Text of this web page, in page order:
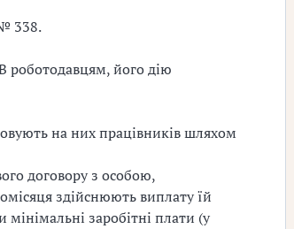
338.
роботодавцям, його дію
на них працівників шляхом
договору з особою,
здійснюють виплату їй
заробітні плати (у